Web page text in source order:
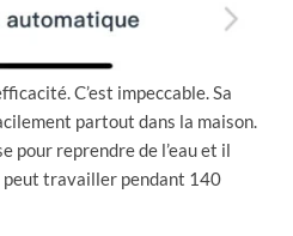
C’est impeccable. Sa
partout dans la maison.
pour reprendre de l’eau et il
travailler pendant 140